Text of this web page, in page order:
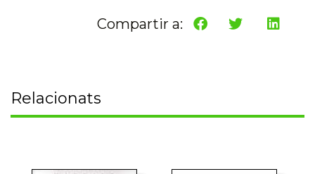
Compartir a:
Relacionats